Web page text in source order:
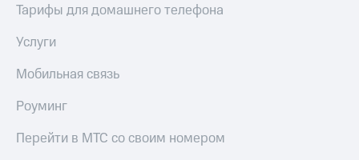
ТВ
телефона
Тарифы для домашнего телефона
Услуги
Мобильная связь
Роуминг
Перейти в МТС со своим номером